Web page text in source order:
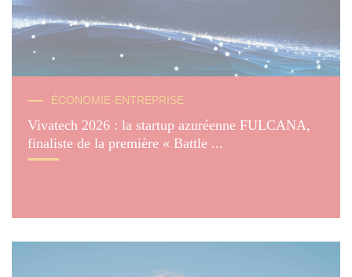
ÉCONOMIE-ENTREPRISE
Vivatech 2026 : la startup azuréenne FULCANA,
finaliste de la première « Battle ...